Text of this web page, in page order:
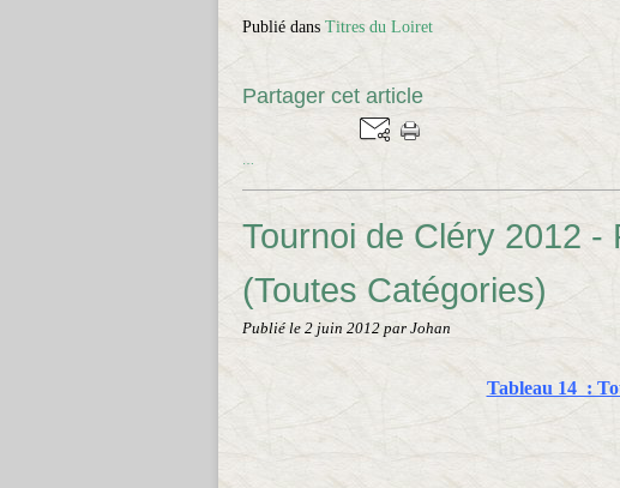
Publié dans Titres du Loiret
Partager cet article
Tournoi de Cléry 2012 -
(Toutes Catégories)
Publié le 2 juin 2012 par Johan
Tableau 14 :